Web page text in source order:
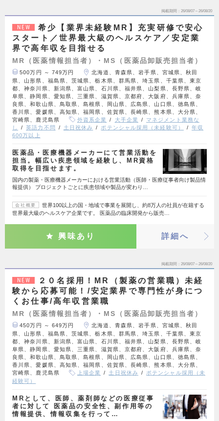
掲載期間 26/08/07～26/08/20
NEW
希少【業界未経験MR】充実研修で安心
スタート／世界最大級のヘルスケア／安定業
界で高年収を目指せる
MR（医薬情報担当者）・MS（医薬品卸販売担当者）
500万円 ～ 749万円
北海道、青森県、岩手県、宮城県、秋田
県、山形県、福島県、茨城県、栃木県、群馬県、埼玉県、千葉県、東京
都、神奈川県、新潟県、富山県、石川県、福井県、山梨県、長野県、岐
阜県、静岡県、愛知県、三重県、滋賀県、京都府、大阪府、兵庫県、奈
良県、和歌山県、鳥取県、島根県、岡山県、広島県、山口県、徳島県、
香川県、愛媛県、高知県、福岡県、佐賀県、長崎県、熊本県、大分県、
宮崎県、鹿児島県
外資系企業 大手企業
マネジメント業務な
し
英語力不問 土日祝休み ポテンシャル採用（未経験可）
年収
600万以上
医薬品・医療機器メーカーにて営業活動を
担当。幅広い疾患領域を経験し、MR資格
取得を目指せます。
国内の製薬・医療機器メーカーにおける営業活動（医師・医療従事者向け製品情
報提供） プロジェクトごとに疾患領域や製品が変わり…
会社概要
世界100以上の国・地域で事業を展開し、約8万人の社員が在籍する
世界最大級のヘルスケア企業です。 医薬品の臨床開発から販売…
興味あり 詳細へ
掲載期間 26/08/07～26/08/20
NEW
２０名採用！MR（製薬の営業職）未経
験から応募可能！/安定業界で専門性が身につ
くお仕事/高年収営業職
MR（医薬情報担当者）・MS（医薬品卸販売担当者）
450万円 ～ 649万円
北海道、青森県、岩手県、宮城県、秋田
県、山形県、福島県、茨城県、栃木県、群馬県、埼玉県、千葉県、東京
都、神奈川県、新潟県、富山県、石川県、福井県、山梨県、長野県、岐
阜県、静岡県、愛知県、三重県、滋賀県、京都府、大阪府、兵庫県、奈
良県、和歌山県、鳥取県、島根県、岡山県、広島県、山口県、徳島県、
香川県、愛媛県、高知県、福岡県、佐賀県、長崎県、熊本県、大分県、
宮崎県、鹿児島県
上場企業 土日祝休み
ポテンシャル採用（未
経験可）
MRとして、医師、薬剤師などの医療従事
者に対して 医薬品の安全性、副作用等の
情報提供、情報収集を行って…